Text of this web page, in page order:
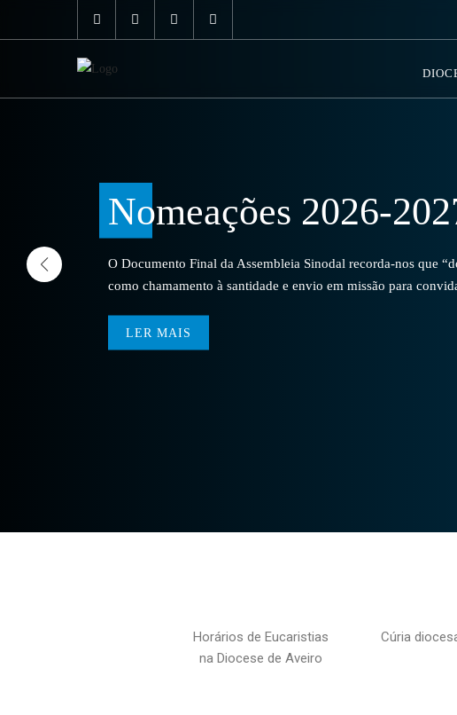
Nomeações 2026-
O Documento Final da Assembleia Sinodal recorda-nos que
como chamamento à santidade e envio em missão para
LER MAIS
Horários de Eucaristias
na Diocese de Aveiro
Cúria